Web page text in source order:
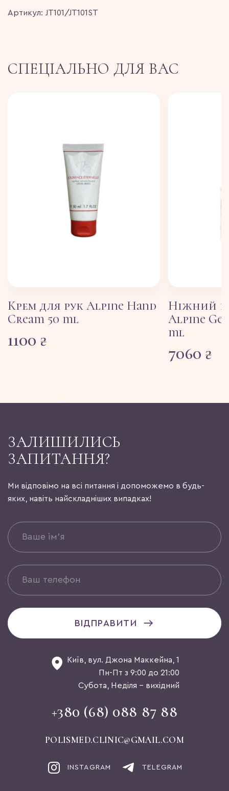
Артикул: JT101/JT101ST
СПЕЦІАЛЬНО ДЛЯ ВАС
Крем для рук Alpine Hand
Cream 50 ml
1100 ₴
Ніжний
Alpine
ml
7060 ₴
ЗАЛИШИЛИСЬ
ЗАПИТАННЯ?
Ми відповімо на всі питання і допоможемо в будь-
яких, навіть найскладніших випадках!
ВІДПРАВИТИ
Київ, вул. Джона Маккейна, 1
Пн-Пт з 9:00 до 21:00
Субота, Неділя - вихідний
+380 (68) 088 87 88
POLISMED.CLINIC@GMAIL.COM
INSTAGRAM TELEGRAM